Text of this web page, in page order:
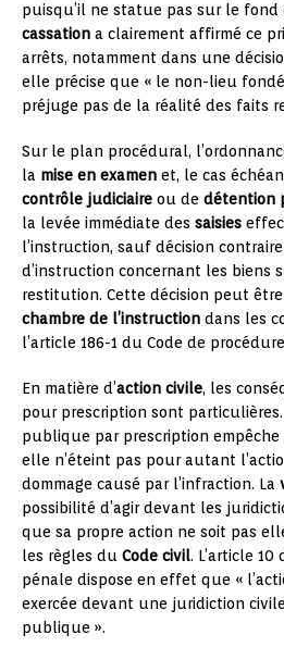
puisqu’il ne statue pas sur le fond
cassation a clairement affirmé ce
arrêts, notamment dans une
elle précise que « le non-lieu
préjuge pas de la réalité des faits
Sur le plan procédural,
la mise en examen et, le cas
contrôle judiciaire ou de détention
la levée immédiate des saisies
l’instruction, sauf décision
d’instruction concernant les biens
restitution. Cette décision peut
chambre de l’instruction dans les
l’article 186-1 du Code de
En matière d’action civile, les
pour prescription sont particulières.
publique par prescription
elle n’éteint pas pour autant
dommage causé par l’infraction. La
possibilité d’agir devant les
que sa propre action ne soit pas
les règles du Code civil. L’article
pénale dispose en effet que «
exercée devant une juridiction
publique ».